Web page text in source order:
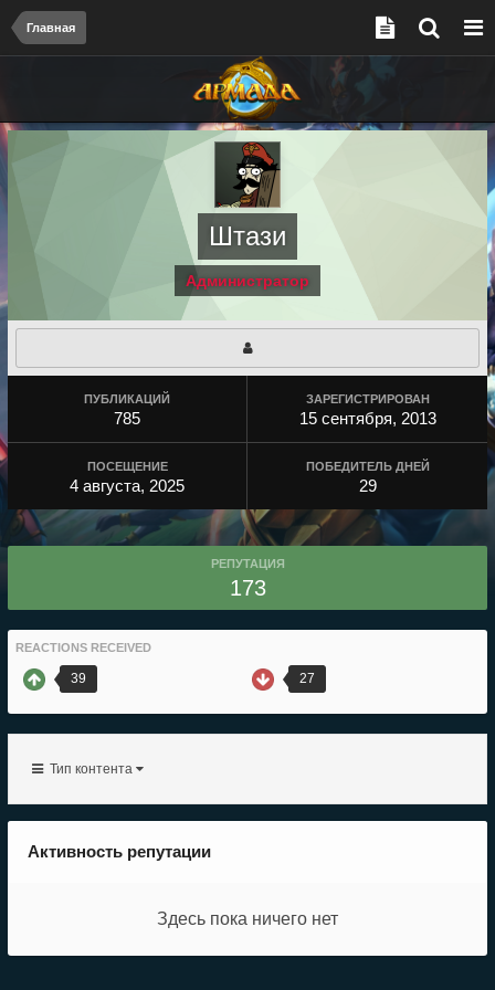
Главная
Штази
Администратор
ПУБЛИКАЦИЙ
785
ЗАРЕГИСТРИРОВАН
15 сентября, 2013
ПОСЕЩЕНИЕ
4 августа, 2025
ПОБЕДИТЕЛЬ ДНЕЙ
29
РЕПУТАЦИЯ
173
REACTIONS RECEIVED
39 27
Тип контента
Активность репутации
Здесь пока ничего нет